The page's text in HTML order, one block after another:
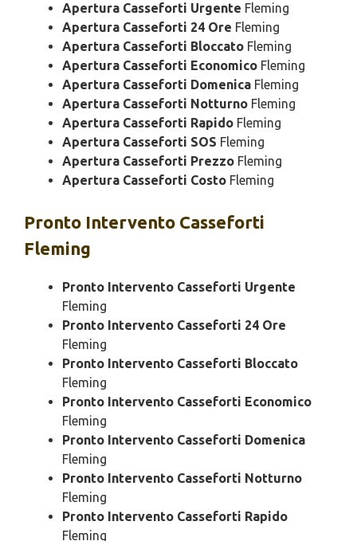
Apertura Casseforti Urgente Fleming
Apertura Casseforti 24 Ore Fleming
Apertura Casseforti Bloccato Fleming
Apertura Casseforti Economico Fleming
Apertura Casseforti Domenica Fleming
Apertura Casseforti Notturno Fleming
Apertura Casseforti Rapido Fleming
Apertura Casseforti SOS Fleming
Apertura Casseforti Prezzo Fleming
Apertura Casseforti Costo Fleming
Pronto Intervento Casseforti
Fleming
Pronto Intervento Casseforti Urgente
Fleming
Pronto Intervento Casseforti 24 Ore
Fleming
Pronto Intervento Casseforti Bloccato
Fleming
Pronto Intervento Casseforti Economico
Fleming
Pronto Intervento Casseforti Domenica
Fleming
Pronto Intervento Casseforti Notturno
Fleming
Pronto Intervento Casseforti Rapido
Fleming